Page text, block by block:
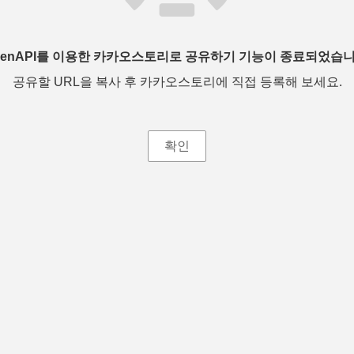
를 이용한 카카오스토리로 공유하기 기능이 종료되었습
공유할 URL을 복사 후 카카오스토리에 직접 등록해 보세요.
확인